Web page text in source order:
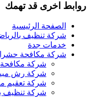
روابط اخرى قد تهمك
الصفحة الرئيسية
شركة تنظيف
خدمات جدة
شركة مكافحة
شركة
شركة رش
شركة تعقيم
شركة تنظيف